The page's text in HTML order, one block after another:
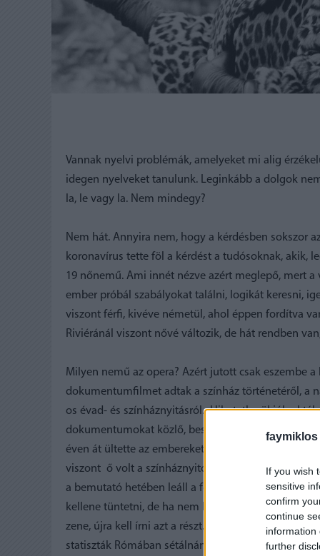
faymiklos
If you wish
sensitive
confirm
continue
information
further
Vannak nyelvi problémák, amelyeket mi alig
idegen nyelveket tanulunk. Leginkább a dolgok
la, le vagy la. Nem mindegy?
Nem hát. Annyira nem, hogy a kérdésben sokszor
koronavírus tette föl a kérdést a tudósoknak, akik,
19 nőnemű. Ami innét nézve azért meglepő, mert
ember próbál szabályokat találni, logikát keresni,
viszont férfi, kivéve németül, ahol éppen fordítva
Riviéránál viszont nővé változik, de hát rendben
Milyen nemű az opera? Azért jutott csak eszembe
dokumentumfilmet adtak a színház történetéről, a
os évad- és színháznyitásról. Hihetetlenül jól
dokumentumokat közlő, beszéltek Rosalind
éven át ültette az embereket, ő is halott már két
viszont ő volt a színháznyitó Antonius és
a bemutató hetében leáll a forgószínpad,
kellene tüntetni, de ha nem kiforognak, hanem
zene, újra kell írni azt a részt. Aztán a jelmezes
statiszták Rómában sétálnának, de az utca